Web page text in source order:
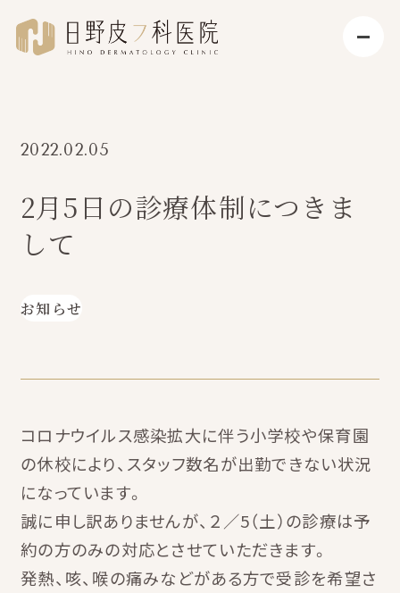
2022.02.05
2月5日の診療体制につきま
して
お知らせ
コロナウイルス感染拡大に伴う小学校や保育園
の休校により、スタッフ数名が出勤できない状況
になっています。
誠に申し訳ありませんが、２／5（土）の診療は予
約の方のみの対応とさせていただきます。
発熱、咳、喉の痛みなどがある方で受診を希望さ